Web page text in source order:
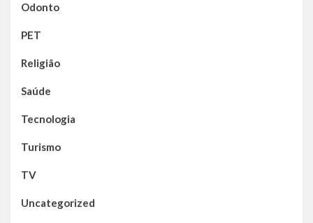
Odonto
PET
Religião
Saúde
Tecnologia
Turismo
TV
Uncategorized